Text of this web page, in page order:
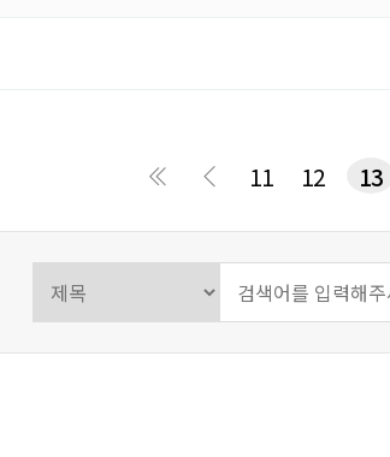
11 12 13
다음 맨끝